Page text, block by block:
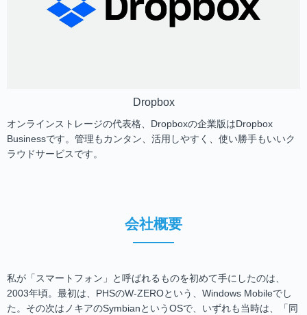
Dropbox
オンラインストレージの代表格、Dropboxの企業版はDropbox
Businessです。管理もカンタン、活用しやすく、使い勝手もいいク
ラウドサービスです。
会社概要
私が「スマートフォン」と呼ばれるものを初めて手にしたのは、
2003年頃。最初は、PHSのW-ZEROという、Windows Mobileでし
た。その次はノキアのSymbianというOSで、いずれも当時は、「同